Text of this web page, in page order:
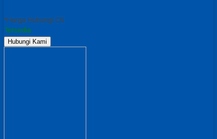
*Harga Hubungi CS
Tersedia
Hubungi Kami